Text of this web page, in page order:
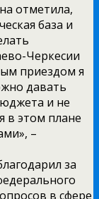
отметила,
база и
Черкесии
приездом я
давать
и не
в этом плане
–
за
в сфере